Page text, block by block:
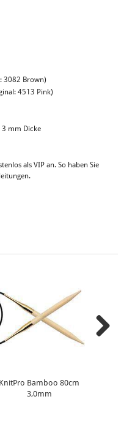
3082 Brown)
4513 Pink)
3 mm Dicke
als VIP an. So haben Sie
KnitPro Bamboo 80cm
3,0mm